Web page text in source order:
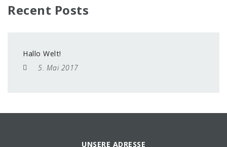
Recent Posts
Hallo Welt!
5. Mai 2017
UNSERE ADRESSE